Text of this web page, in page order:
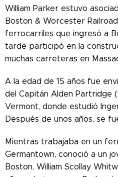
William Parker estuvo
Boston & Worcester
ferrocarriles que ingresó a
tarde participó en la
muchas carreteras en
A la edad de 15 años fue
del Capitán Alden Partridge
Vermont, donde estudió
Después de unos años, se
Mientras trabajaba en un
Germantown, conoció a un
Boston, William Scollay